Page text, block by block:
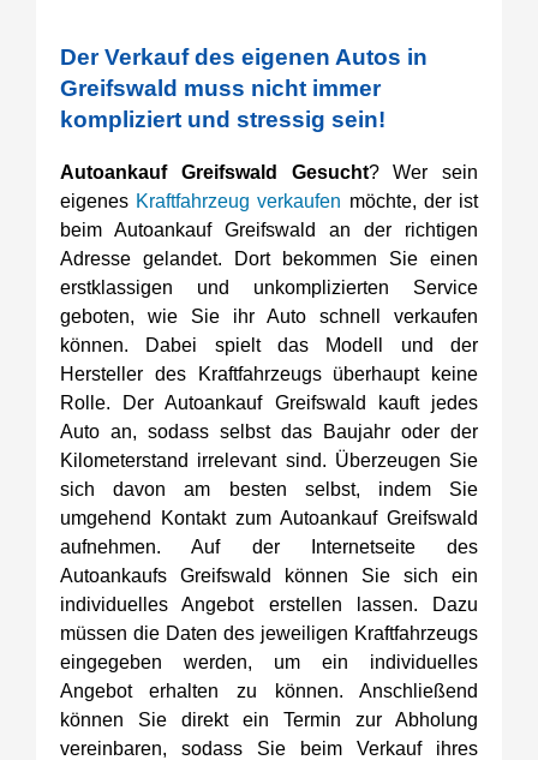
Der Verkauf des eigenen Autos in
Greifswald muss nicht immer
kompliziert und stressig sein!
Autoankauf Greifswald Gesucht? Wer sein
eigenes Kraftfahrzeug verkaufen möchte, der ist
beim Autoankauf Greifswald an der richtigen
Adresse gelandet. Dort bekommen Sie einen
erstklassigen und unkomplizierten Service
geboten, wie Sie ihr Auto schnell verkaufen
können. Dabei spielt das Modell und der
Hersteller des Kraftfahrzeugs überhaupt keine
Rolle. Der Autoankauf Greifswald kauft jedes
Auto an, sodass selbst das Baujahr oder der
Kilometerstand irrelevant sind. Überzeugen Sie
sich davon am besten selbst, indem Sie
umgehend Kontakt zum Autoankauf Greifswald
aufnehmen. Auf der Internetseite des
Autoankaufs Greifswald können Sie sich ein
individuelles Angebot erstellen lassen. Dazu
müssen die Daten des jeweiligen Kraftfahrzeugs
eingegeben werden, um ein individuelles
Angebot erhalten zu können. Anschließend
können Sie direkt ein Termin zur Abholung
vereinbaren, sodass Sie beim Verkauf ihres